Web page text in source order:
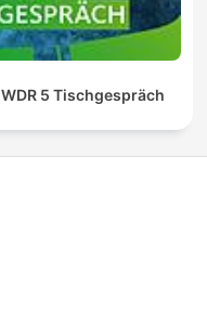
WDR 5 Tischgespräch